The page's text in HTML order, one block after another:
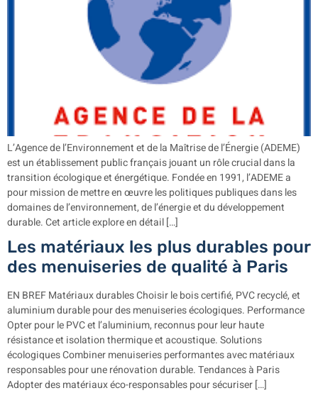
L’Agence de l’Environnement et de la Maîtrise de l’Énergie (ADEME)
est un établissement public français jouant un rôle crucial dans la
transition écologique et énergétique. Fondée en 1991, l’ADEME a
pour mission de mettre en œuvre les politiques publiques dans les
domaines de l’environnement, de l’énergie et du développement
durable. Cet article explore en détail […]
Les matériaux les plus durables pour
des menuiseries de qualité à Paris
EN BREF Matériaux durables Choisir le bois certifié, PVC recyclé, et
aluminium durable pour des menuiseries écologiques. Performance
Opter pour le PVC et l’aluminium, reconnus pour leur haute
résistance et isolation thermique et acoustique. Solutions
écologiques Combiner menuiseries performantes avec matériaux
responsables pour une rénovation durable. Tendances à Paris
Adopter des matériaux éco-responsables pour sécuriser […]